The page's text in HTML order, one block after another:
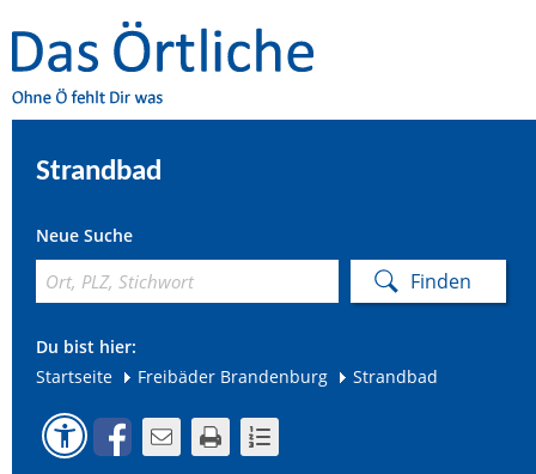
Strandbad
Neue Suche
Du bist hier:
Startseite
Freibäder Brandenburg Strandbad